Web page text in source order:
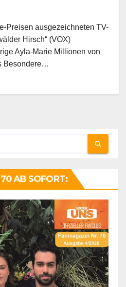
Preisen ausgezeichneten TV-
Hirsch“ (VOX)
Ayla-Marie Millionen von
Besondere…
AB SOFORT: